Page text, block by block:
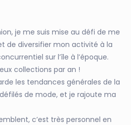
je me suis mise au défi de me
de diversifier mon activité à la
sur l’île à l’époque.
collections par an !
les tendances générales de la
de mode, et je rajoute ma
c’est très personnel en